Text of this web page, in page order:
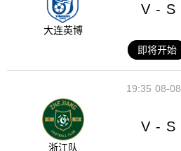
大连英博
V - S
即将开始
08-08
19:35
浙江队
V - S